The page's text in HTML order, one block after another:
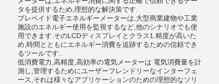
タを提供するため,理想的な解決策です.
プレペイド電子エネルギーメーターは,大型商業建物や工業
施設のエネルギー使用を監視するなど,他のシナリオでも使
用できます.そのLCDディスプレイとクラス1.精度が高いた
め,時間とともにエネルギー消費を追跡するための信頼でき
るツールです..
低消費電力,高精度,高効率の電気メーターは 電気消費量を計
測し,管理するためにユーザーフレンドリーなインターフェ
ース,それは様々なアプリケーションのための理想的なソリ